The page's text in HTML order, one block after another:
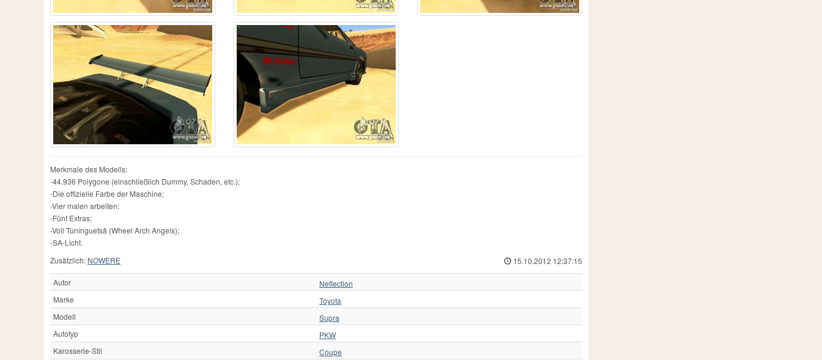
Merkmale des Modells:
-44.936 Polygone (einschließlich Dummy, Schaden, etc.);
-Die offizielle Farbe der Maschine;
-Vier malen arbeiten;
-Fünf Extras;
-Voll Tûninguetsâ (Wheel Arch Angels);
-SA-Licht.
Zusätzlich: NOWERE 15.10.2012 12:37:15
Autor
Neflection
Marke
Toyota
Modell
Supra
Autotyp
PKW
Karosserie-Stil
Coupe